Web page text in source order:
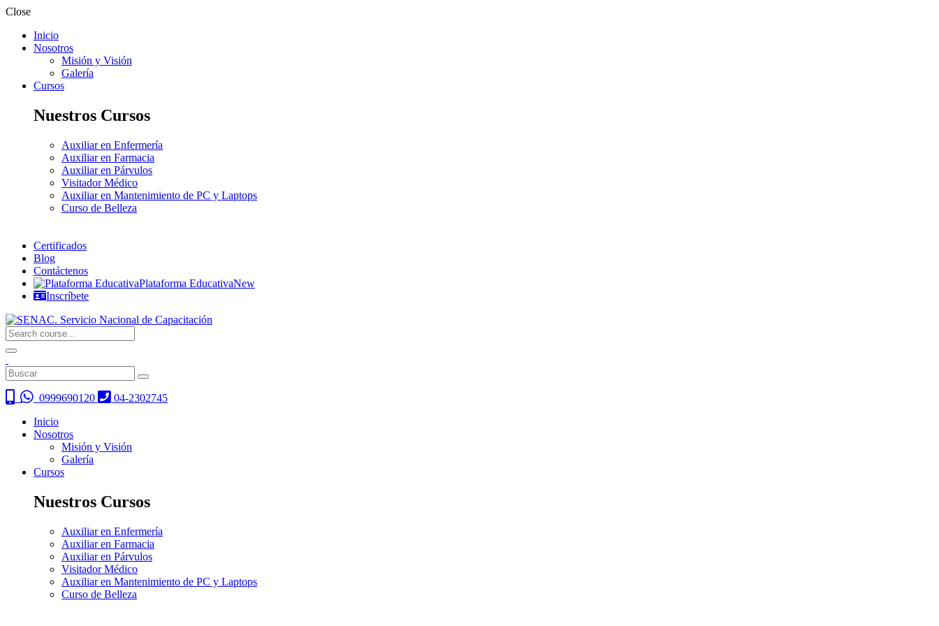
Close
Inicio
Nosotros
Misión y Visión
Galería
Cursos
Nuestros Cursos
Auxiliar en Enfermería
Auxiliar en Farmacia
Auxiliar en Párvulos
Visitador Médico
Auxiliar en Mantenimiento de PC y Laptops
Curso de Belleza
Certificados
Blog
Contáctenos
Plataforma EducativaNew
Inscríbete
0999690120
04-2302745
Inicio
Nosotros
Misión y Visión
Galería
Cursos
Nuestros Cursos
Auxiliar en Enfermería
Auxiliar en Farmacia
Auxiliar en Párvulos
Visitador Médico
Auxiliar en Mantenimiento de PC y Laptops
Curso de Belleza